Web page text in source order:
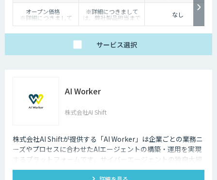
オープン価格
※詳細につきまして
は、弊社製品担当まで
※詳細につきまして
は、弊社製品担当まで
お問い合わせくださ
なし
サービス選択
AI Worker
株式会社AI Shift
株式会社AI Shiftが提供する「AI Worker」は企業ごとの業務ニ
ーズやプロセスに合わせたAIエージェントの構築・運用を実現
するプラットフォームです。サイバーエージェントの独自大規
模言語モデルの開発知見と、当社の生成AI導入支援の経験を活